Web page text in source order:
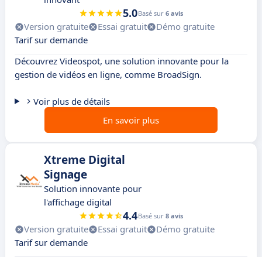
5.0Basé sur 6 avis
Version gratuite Essai gratuit
Démo gratuite
Tarif sur demande
Découvrez Videospot, une solution innovante pour la
gestion de vidéos en ligne, comme BroadSign.
Voir plus de détails
En savoir plus
Xtreme Digital
Signage
Solution innovante pour
l'affichage digital
4.4Basé sur 8 avis
Version gratuite Essai gratuit
Démo gratuite
Tarif sur demande